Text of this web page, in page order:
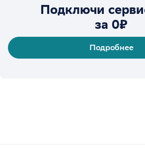
Подключи
за 0₽
Подробнее